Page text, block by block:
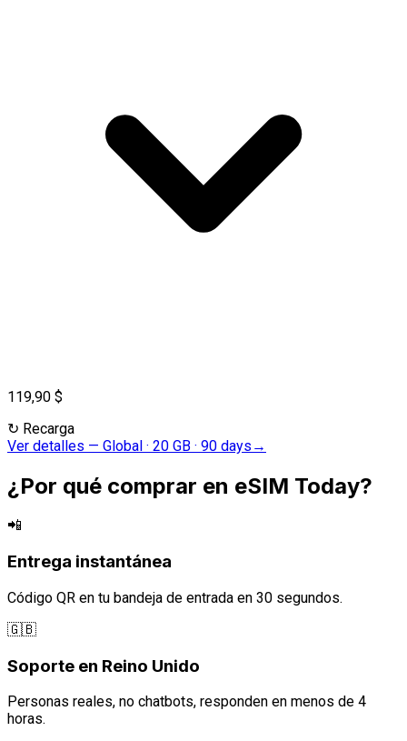
119,90 $
↻ Recarga
Ver detalles — Global · 20 GB · 90 days →
¿Por qué comprar en eSIM Today?
📲
Entrega instantánea
Código QR en tu bandeja de entrada en 30 segundos.
🇬🇧
Soporte en Reino Unido
Personas reales, no chatbots, responden en menos de 4
horas.